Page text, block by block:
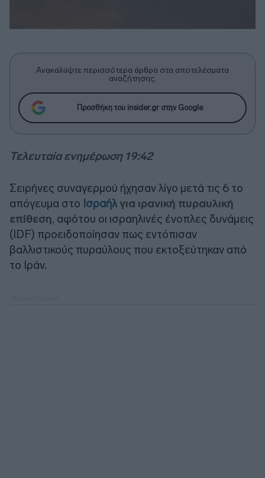
Ανακαλύψτε περισσότερα άρθρα στα αποτελέσματα
αναζήτησης.
Προσθήκη του insider.gr στην Google
Τελευταία ενημέρωση 19:42
Σειρήνες συναγερμού ήχησαν λίγο μετά τις 6 το
απόγευμα στο Ισραήλ για ιρανική πυραυλική
επίθεση, αφότου οι ισραηλινές ένοπλες δυνάμεις
(IDF) προειδοποίησαν πως εντόπισαν
βαλλιστικούς πυραύλους που εκτοξεύτηκαν από
το Ιράν.